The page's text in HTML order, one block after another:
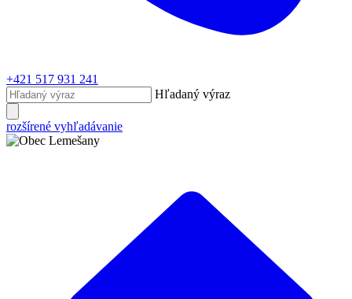
+421 517 931 241
Hľadaný výraz
rozšírené vyhľadávanie